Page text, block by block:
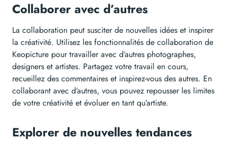
Collaborer avec d’autres
La collaboration peut susciter de nouvelles idées et inspirer
la créativité. Utilisez les fonctionnalités de collaboration de
Keopicture pour travailler avec d’autres photographes,
designers et artistes. Partagez votre travail en cours,
recueillez des commentaires et inspirez-vous des autres. En
collaborant avec d’autres, vous pouvez repousser les limites
de votre créativité et évoluer en tant qu’artiste.
Explorer de nouvelles tendances